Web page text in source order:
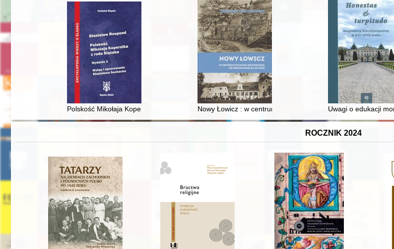
Polskość Mikołaja Kopernika z rodu ŚlązakaNowy Łowicz : w centrum poligonu drawskiego odUwagi o edukacji
ROCZNIK 2024